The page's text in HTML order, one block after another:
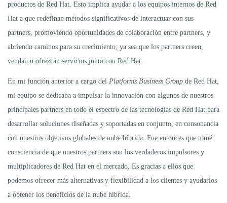
productos de Red Hat. Esto implica ayudar a los equipos internos de Red
Hat a que redefinan métodos significativos de interactuar con sus
partners, promoviendo oportunidades de colaboración entre partners, y
abriendo caminos para su crecimiento; ya sea que los partners creen,
vendan u ofrezcan servicios junto con Red Hat.
En mi función anterior a cargo del Platforms Business Group de Red Hat,
mi equipo se dedicaba a impulsar la innovación con algunos de nuestros
principales partners en todo el espectro de las tecnologías de Red Hat para
desarrollar soluciones diseñadas y soportadas en conjunto, en consonancia
con nuestros objetivos globales de nube híbrida. Fue entonces que tomé
consciencia de que nuestros partners son los verdaderos impulsores y
multiplicadores de Red Hat en el mercado. Es gracias a ellos que
podemos ofrecer más alternativas y flexibilidad a los clientes y ayudarlos
a obtener los beneficios de la nube híbrida.